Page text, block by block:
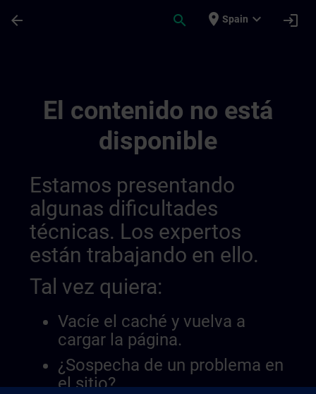
arrow_back search place Spain expand_more login
El contenido no está
disponible
Estamos presentando
algunas dificultades
técnicas. Los expertos
están trabajando en ello.
Tal vez quiera:
Vacíe el caché y vuelva a
cargar la página.
¿Sospecha de un problema en
el sitio?